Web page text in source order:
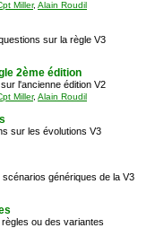
Miller, Alain Roudil
sur la règle V3
2ème édition
l'ancienne édition V2
Miller, Alain Roudil
sur les évolutions V3
génériques de la V3
ou des variantes